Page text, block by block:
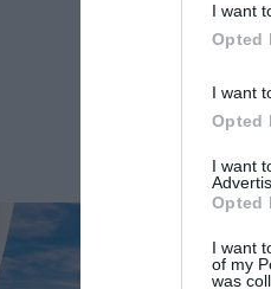
I want
Opted
I want
Opted
I want
Opted
I want
of my
was